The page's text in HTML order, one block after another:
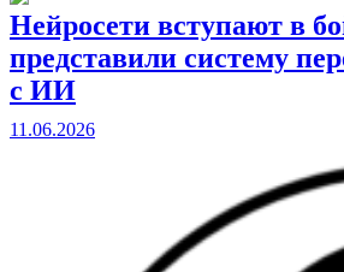
Нейросети вступают в
представили систему
с ИИ
11.06.2026